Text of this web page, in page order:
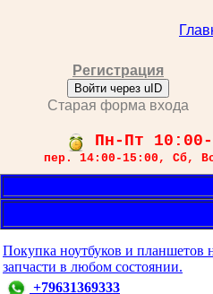
Регистрация
Войти через uID
Старая форма входа
Пн-Пт
пер. 14:00-15:00, Сб,
Покупка ноутбуков и планшетов
запчасти в любом состоянии.
+79631369333